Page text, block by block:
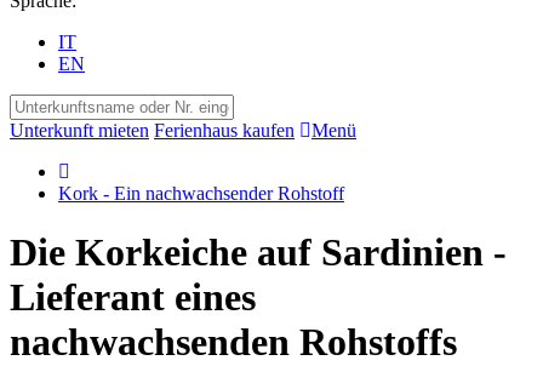
IT
EN
Unterkunft mieten Ferienhaus kaufen Menü
Kork - Ein nachwachsender Rohstoff
Die Korkeiche auf Sardinien -
Lieferant eines
nachwachsenden Rohstoffs